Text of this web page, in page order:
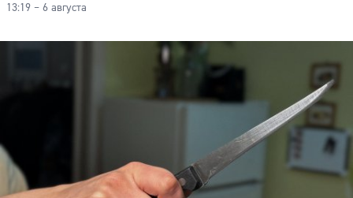
13:19 – 6 августа